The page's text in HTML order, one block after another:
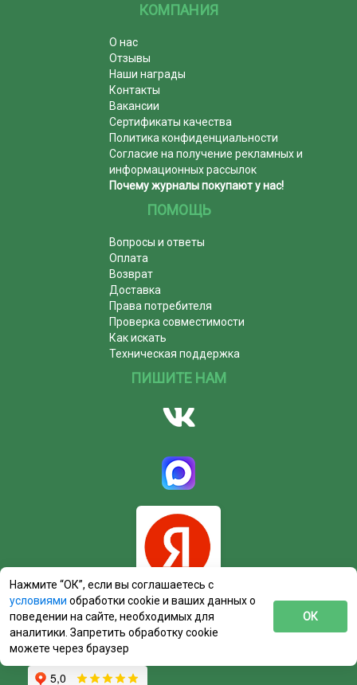
КОМПАНИЯ
О нас
Отзывы
Наши награды
Контакты
Вакансии
Сертификаты качества
Политика конфиденциальности
Согласие на получение рекламных и
информационных рассылок
Почему журналы покупают у нас!
ПОМОЩЬ
Вопросы и ответы
Оплата
Возврат
Доставка
Права потребителя
Проверка совместимости
Как искать
Техническая поддержка
ПИШИТЕ НАМ
Нажмите “ОК”, если вы соглашаетесь с
условиями обработки cookie и ваших данных о
поведении на сайте, необходимых для
аналитики. Запретить обработку cookie
можете через браузер
ОК